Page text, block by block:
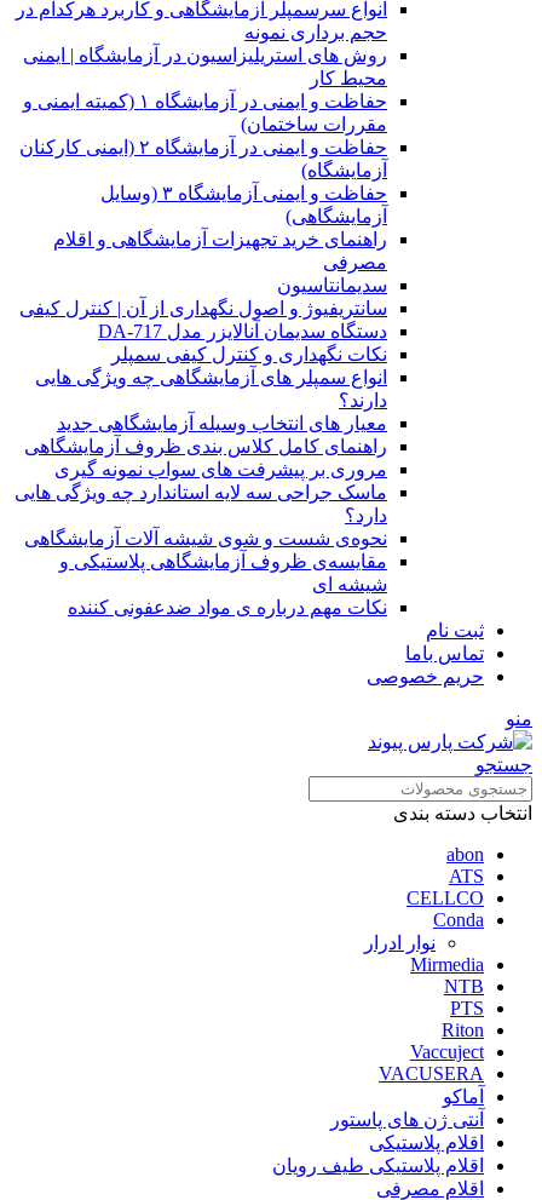
انواع سرسمپلر آزمایشگاهی و کاربرد هرکدام در
حجم برداری نمونه
روش های استریلیزاسیون در آزمایشگاه | ایمنی
محیط کار
حفاظت و ایمنی در آزمایشگاه ۱ (کمیته ایمنی و
مقررات ساختمان)
حفاظت و ایمنی در آزمایشگاه ۲ (ایمنی کارکنان
آزمایشگاه)
حفاظت و ایمنی آزمایشگاه ۳ (وسایل
آزمایشگاهی)
راهنمای خرید تجهیزات آزمایشگاهی و اقلام
مصرفی
سدیمانتاسیون
سانتریفیوژ و اصول نگهداری از آن | کنترل کیفی
دستگاه سدیمان آنالایزر مدل DA-717
نکات نگهداری و کنترل کیفی سمپلر
انواع سمپلر های آزمایشگاهی چه ویژگی هایی
دارند؟
معیار های انتخاب وسیله آزمایشگاهی جدید
راهنمای کامل کلاس بندی ظروف آزمایشگاهی
مروری بر پیشرفت های سواب نمونه گیری
ماسک جراحی سه لایه استاندارد چه ویژگی هایی
دارد؟
ﻧﺤﻮﻩی ﺷﺴﺖ و ﺷﻮی شیشه آلات آزمایشگاهی
مقایسه‌ی ظروف آزمایشگاهی پلاستیکی و
شیشه ای
نکات مهم درباره ی مواد ضدعفونی کننده
ثبت نام
تماس باما
حریم خصوصی
منو
جستجو
انتخاب دسته بندی
abon
ATS
CELLCO
Conda
نوار ادرار
Mirmedia
NTB
PTS
Riton
Vaccuject
VACUSERA
آماکو
آنتی ژن های پاستور
اقلام پلاستیکی
اقلام پلاستیکی طیف رویان
اقلام مصرفی